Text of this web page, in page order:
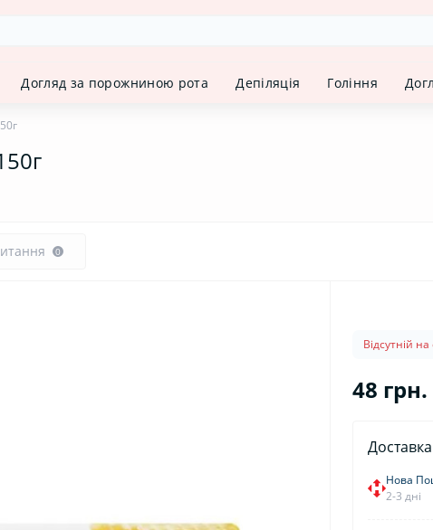
Догляд за порожниною рота Депіляція Гоління
0
Відсутній на
48 грн.
Доставка
Нова
2-3 дні